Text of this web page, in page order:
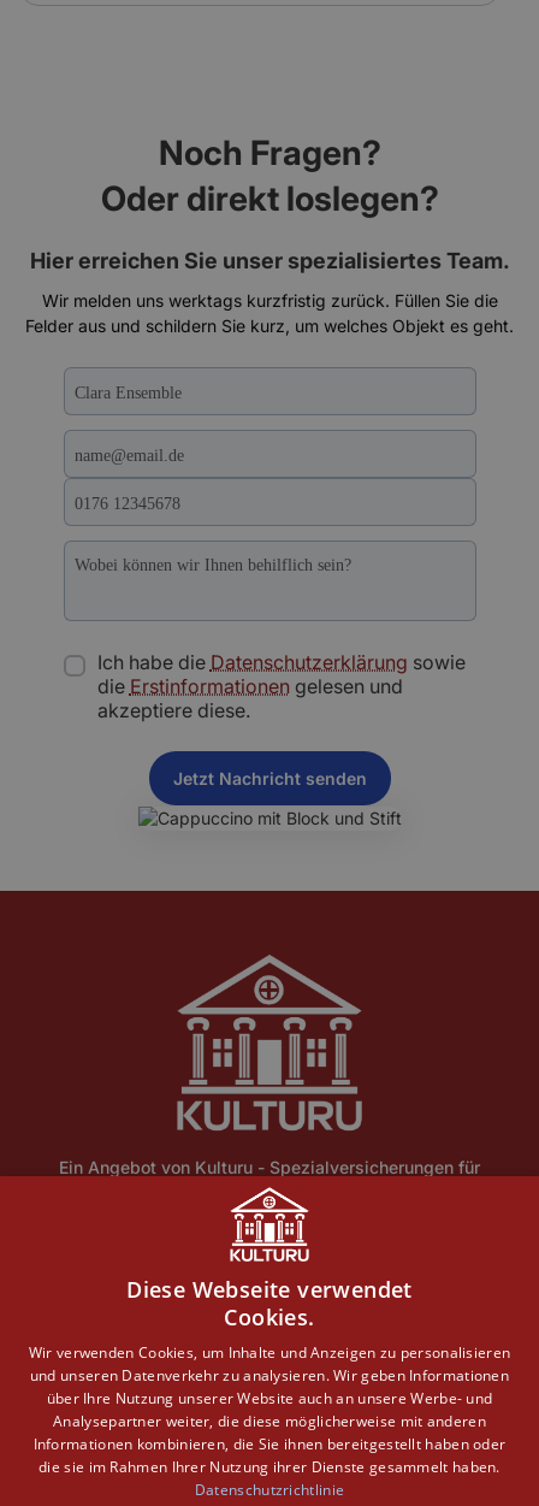
Feuchtigkeitsspuren, Abplatzungen oder
Schadenseinschätzung und Kalkulation.
Noch Fragen?
Oder direkt loslegen?
Hier erreichen Sie unser spezialisiertes Team.
Wir melden uns werktags kurzfristig zurück. Füllen Sie die
Felder aus und schildern Sie kurz, um welches Objekt es geht.
Ich habe die Datenschutzerklärung sowie
die Erstinformationen gelesen und
akzeptiere diese.
Ein Angebot von Kulturu - Spezialversicherungen für
Ensembleschutz und historische Gebäude.
Über UnsBlogLexikon
ErstinformationHaftungsausschlussImpressum
Datenschutz
Copyright © 2026 · Ein Service der DEVK Gebietsdirektion
Jochen Verbeet
Diese Webseite verwendet
Cookies.
Wir verwenden Cookies, um Inhalte und Anzeigen zu personalisieren
und unseren Datenverkehr zu analysieren. Wir geben Informationen
über Ihre Nutzung unserer Website auch an unsere Werbe- und
Analysepartner weiter, die diese möglicherweise mit anderen
Informationen kombinieren, die Sie ihnen bereitgestellt haben oder
die sie im Rahmen Ihrer Nutzung ihrer Dienste gesammelt haben.
Datenschutzrichtlinie